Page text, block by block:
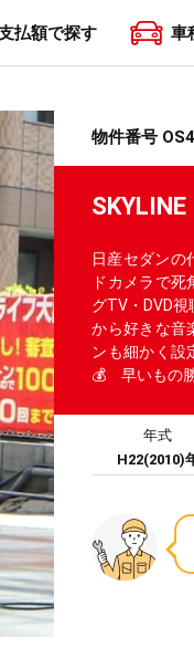
払額で探す 車
物件番号
日産セダン
ドカメラで
グTV・DVD
から好きな音
ンも細かく
💰 早いもの
年式
H22(2010)